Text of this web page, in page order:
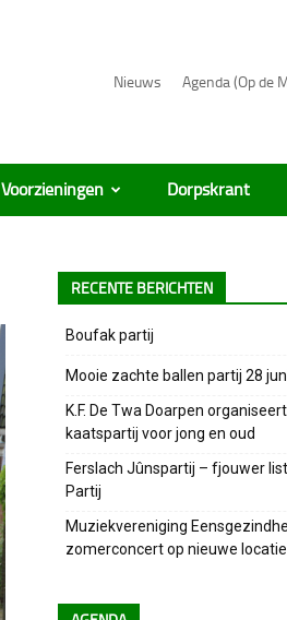
Nieuws Agenda (Op de
Voorzieningen Dorpskrant
RECENTE BERICHTEN
Boufak partij
Mooie zachte ballen partij 28
K.F. De Twa Doarpen
kaatspartij voor jong en oud
Ferslach Jûnspartij – fjouwer
Partij
Muziekvereniging
zomerconcert op nieuwe